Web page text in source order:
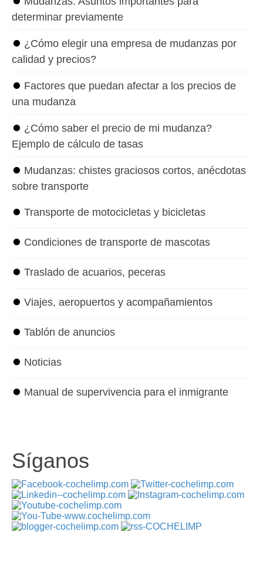
determinar previamente
⏺ ¿Cómo elegir una empresa de mudanzas por
calidad y precios?
⏺ Factores que puedan afectar a los precios de
una mudanza
⏺ ¿Cómo saber el precio de mi mudanza?
Ejemplo de cálculo de tasas
⏺ Mudanzas: chistes graciosos cortos, anécdotas
sobre transporte
⏺ Transporte de motocicletas y bicicletas
⏺ Condiciones de transporte de mascotas
⏺ Traslado de acuarios, peceras
⏺ Viajes, aeropuertos y acompañamientos
⏺ Tablón de anuncios
⏺ Noticias
⏺ Manual de supervivencia para el inmigrante
Síganos